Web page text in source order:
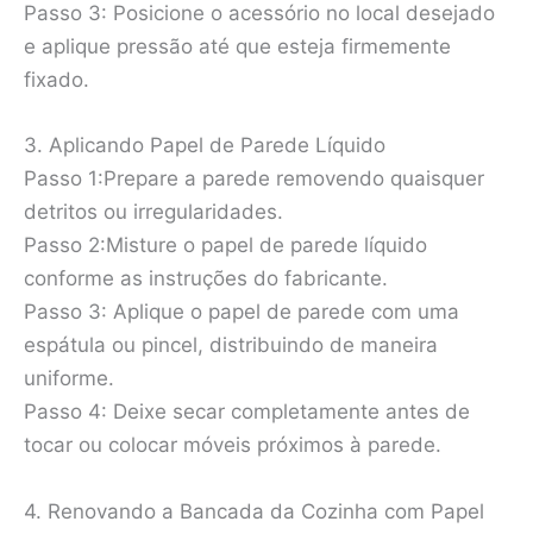
Passo 3: Posicione o acessório no local desejado
e aplique pressão até que esteja firmemente
fixado.
3. Aplicando Papel de Parede Líquido
Passo 1:Prepare a parede removendo quaisquer
detritos ou irregularidades.
Passo 2:Misture o papel de parede líquido
conforme as instruções do fabricante.
Passo 3: Aplique o papel de parede com uma
espátula ou pincel, distribuindo de maneira
uniforme.
Passo 4: Deixe secar completamente antes de
tocar ou colocar móveis próximos à parede.
4. Renovando a Bancada da Cozinha com Papel